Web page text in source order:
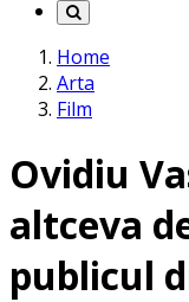
Home
Arta
Film
Ovidiu
altceva
publicul